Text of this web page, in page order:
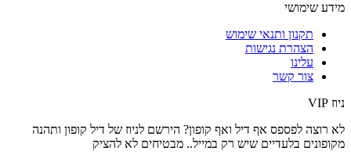
מידע שימושי
תקנון ותנאי שימוש
הצהרת נגישות
עלינו
צור קשר
ניוז VIP
לא רוצה לפספס אף דיל ואף קופון? הירשם לניוז של דיל קופון ותהנה
מקופונים בלעדיים שיש רק במייל.. מבטיחים לא להציק